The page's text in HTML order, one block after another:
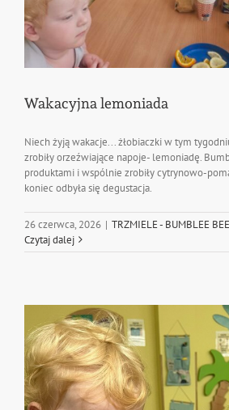
Wakacyjna lemoniada
Niech żyją wakacje... żłobiaczki w tym
zrobiły orzeźwiające napoje- lemoniadę.
produktami i wspólnie zrobiły cytrynowo-
koniec odbyła się degustacja.
26 czerwca, 2026 | TRZMIELE - BUMBLEE
Czytaj dalej